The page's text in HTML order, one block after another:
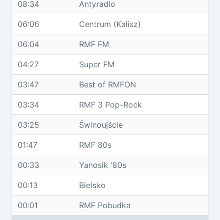
08:34 Antyradio
06:06 Centrum (Kalisz)
06:04 RMF FM
04:27 Super FM
03:47 Best of RMFON
03:34 RMF 3 Pop-Rock
03:25 Świnoujście
01:47 RMF 80s
00:33 Yanosik '80s
00:13 Bielsko
00:01 RMF Pobudka